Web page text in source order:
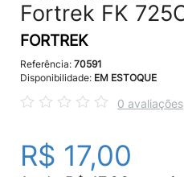
Fortrek FK
FORTREK
Referência: 70591
Disponibilidade: EM ESTOQUE
0 avaliações
R$ 17,00